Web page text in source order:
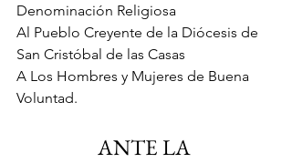
Denominación Religiosa
Al Pueblo Creyente de la Diócesis de
San Cristóbal de las Casas
A Los Hombres y Mujeres de Buena
Voluntad.
ANTE LA